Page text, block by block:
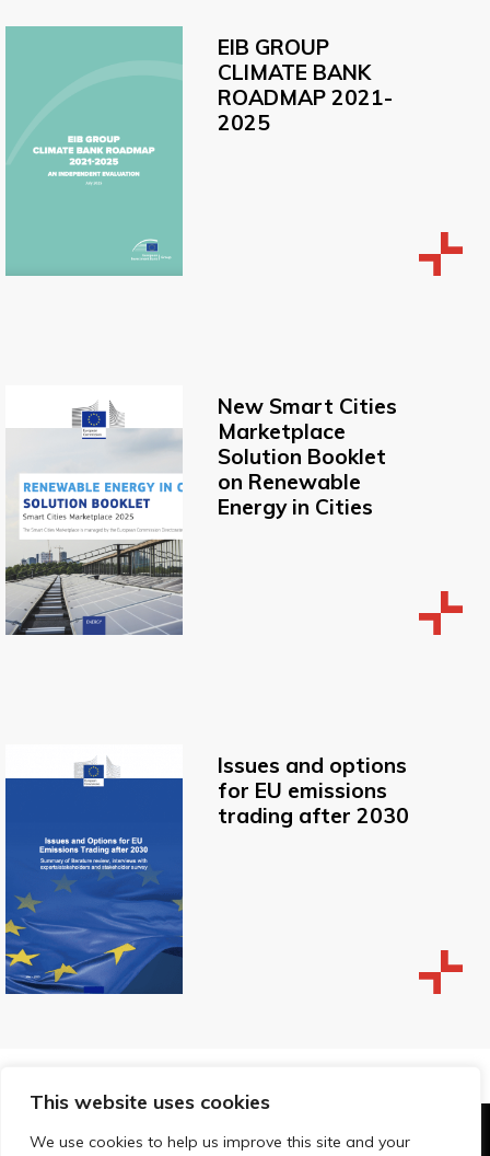
This website uses cookies
We use cookies to help us improve this site and your
EIB GROUP
CLIMATE BANK
ROADMAP 2021-
2025
New Smart Cities
Marketplace
Solution Booklet
on Renewable
Energy in Cities
Issues and options
for EU emissions
trading after 2030